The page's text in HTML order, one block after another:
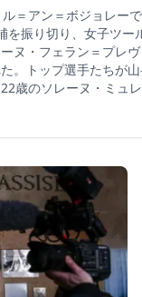
＝アン＝ボジョレー
を振り切り、女子ツ
ヌ・フェラン＝プレ
。トップ選手たちが
歳のソレーヌ・ミュ